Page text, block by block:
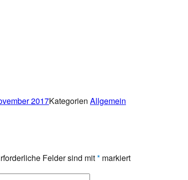
2017Kategorien Allgemein
Felder sind mit* markiert